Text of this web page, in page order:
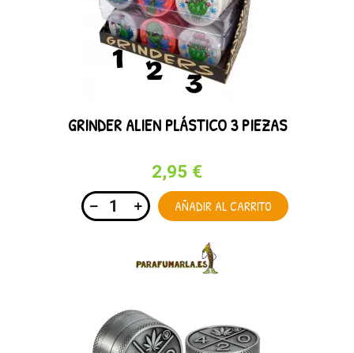
GRINDER ALIEN PLÁSTICO 3 PIEZAS
2,95 €
AÑADIR AL CARRITO